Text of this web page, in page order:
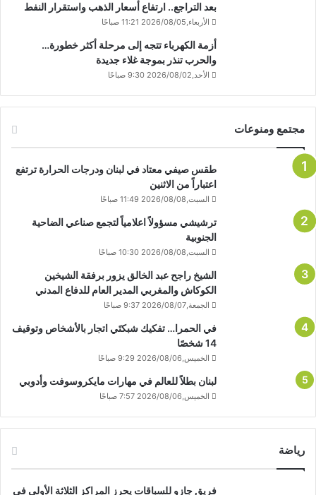
بعد التراجع.. ارتفاع أسعار الذهب واستقرار النفط
الأربعاء,2026/08/05 11:21 صباحًا
أزمة الكهرباء تتجه إلى مرحلة أكثر خطورة…
والحرب تنذر بموجة غلاء جديدة
الأحد,2026/08/02 9:30 صباحًا
مجتمع ومنوعات
طقس صيفي معتاد في لبنان ودرجات الحرارة ترتفع
اعتباراً من الاثنين
السبت,2026/08/08 11:49 صباحًا
ترشيشي مسؤولاً اعلامياً لتجمع صناعي الضاحية
الجنوبية
السبت,2026/08/08 10:30 صباحًا
الشيخ راجح عبد الخالق يزور برفقة الشيخين
الكوكاش والمغربي المدير العام للدفاع المدني
الجمعة,2026/08/07 9:37 صباحًا
في الحمرا… تفكيك شبكتَي اتجار بالأشخاص وتوقيف
14 شخصًا
الخميس,2026/08/06 9:29 صباحًا
لبنان بطلاً للعالم في مهارات مايكروسوفت وأدوبي
الخميس,2026/08/06 7:57 صباحًا
رياضة
فريق جازو للسباقات يحرز المراكز الثلاثة الأولى في